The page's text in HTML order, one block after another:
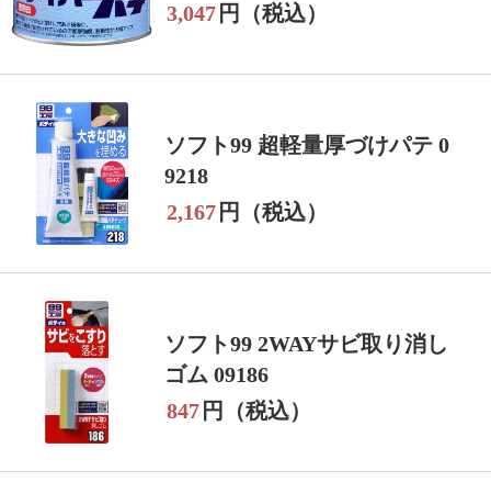
3,047 円（税込）
ソフト99 超軽量厚づけパテ 0
9218
2,167 円（税込）
ソフト99 2WAYサビ取り消し
ゴム 09186
847 円（税込）